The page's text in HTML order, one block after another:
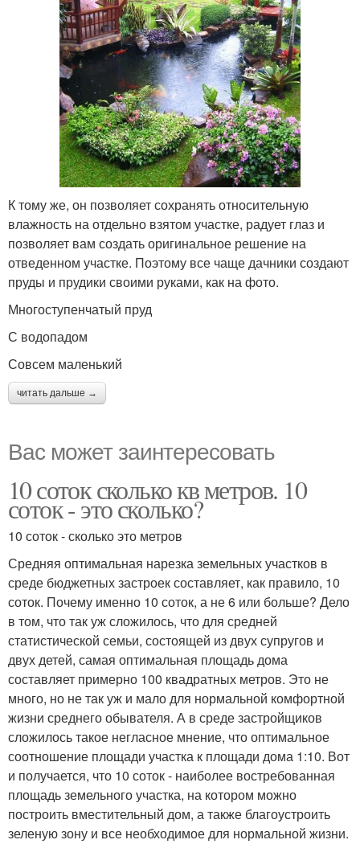
К тому же, он позволяет сохранять относительную
влажность на отдельно взятом участке, радует глаз и
позволяет вам создать оригинальное решение на
отведенном участке. Поэтому все чаще дачники создают
пруды и прудики своими руками, как на фото.
Многоступенчатый пруд
С водопадом
Совсем маленький
читать дальше →
Вас может заинтересовать
10 соток сколько кв метров. 10
соток - это сколько?
10 соток - сколько это метров
Средняя оптимальная нарезка земельных участков в
среде бюджетных застроек составляет, как правило, 10
соток. Почему именно 10 соток, а не 6 или больше? Дело
в том, что так уж сложилось, что для средней
статистической семьи, состоящей из двух супругов и
двух детей, самая оптимальная площадь дома
составляет примерно 100 квадратных метров. Это не
много, но не так уж и мало для нормальной комфортной
жизни среднего обывателя. А в среде застройщиков
сложилось такое негласное мнение, что оптимальное
соотношение площади участка к площади дома 1:10. Вот
и получается, что 10 соток - наиболее востребованная
площадь земельного участка, на котором можно
построить вместительный дом, а также благоустроить
зеленую зону и все необходимое для нормальной жизни.